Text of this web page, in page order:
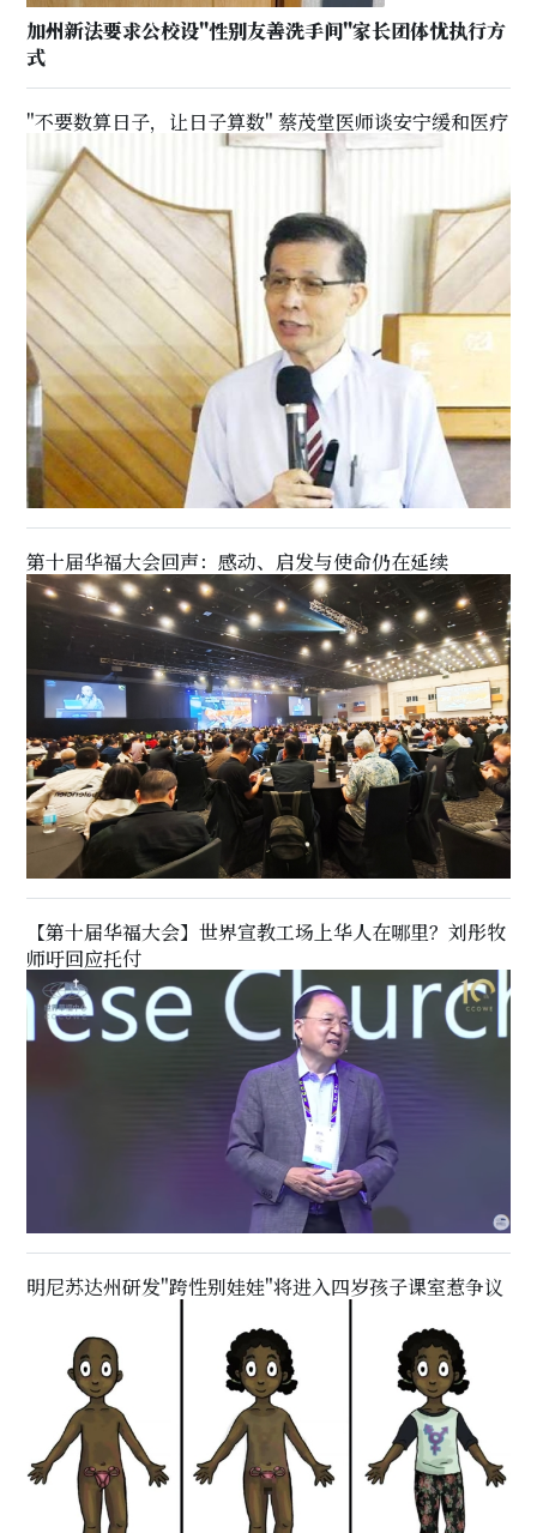
加州新法要求公校设"性别友善洗手间"家长团体忧执行方
式
"不要数算日子，让日子算数" 蔡茂堂医师谈安宁缓和医疗
第十届华福大会回声：感动、启发与使命仍在延续
【第十届华福大会】世界宣教工场上华人在哪里？刘彤牧
师吁回应托付
明尼苏达州研发"跨性别娃娃"将进入四岁孩子课室惹争议